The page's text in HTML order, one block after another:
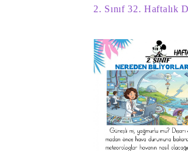
2. Sınıf 32. Haftalık